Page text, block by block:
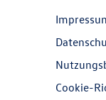
Cookie-